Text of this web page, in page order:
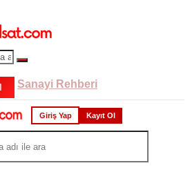
Sanayi Rehberi
Giriş Yap Kayıt Ol